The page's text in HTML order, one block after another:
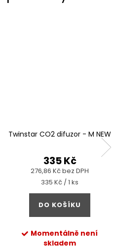
Twinstar CO2 difuzor - M NEW
276,86 Kč bez DPH
335 Kč
Měrná
cena:
335 Kč / 1 ks
DO KOŠÍKU
Momentálně není
skladem